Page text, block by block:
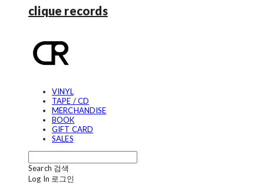
clique records
VINYL
TAPE / CD
MERCHANDISE
BOOK
GIFT CARD
SALES
Search 검색
Log In 로그인